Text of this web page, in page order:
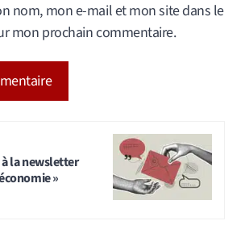
nom, mon e-mail et mon site dans le
mon prochain commentaire.
la newsletter
»